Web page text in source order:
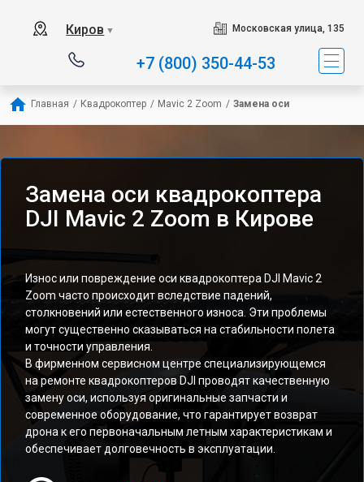
Киров ▼ Московская улица, 135
+7 (800) 350-44-53
Главная / Квадрокоптер / Mavic 2 Zoom / Замена оси
Замена оси квадрокоптера
DJI Mavic 2 Zoom в Кирове
Износ или повреждение оси квадрокоптера DJI Mavic 2
Zoom часто происходит вследствие падений,
столкновений или естественного износа. Эти проблемы
могут существенно сказываться на стабильности полета
и точности управления.
В фирменном сервисном центре специализирующемся
на ремонте квадрокоптеров DJI проводят качественную
замену оси, используя оригинальные запчасти и
современное оборудование, что гарантирует возврат
дрона к его первоначальным летным характеристикам и
обеспечивает долговечность в эксплуатации.